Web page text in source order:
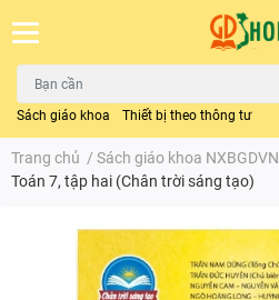
Sách giáo khoa Thiết bị theo thông tư
Trang chủ / Sách giáo khoa NXBGDVN
Toán 7, tập hai (Chân trời sáng tạo)